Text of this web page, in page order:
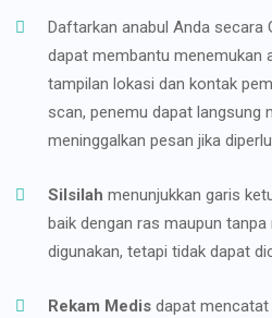
Daftarkan anabul Anda secara
dapat membantu menemukan
tampilan lokasi dan kontak
scan, penemu dapat langsung
meninggalkan pesan jika
Silsilah menunjukkan garis
baik dengan ras maupun tanpa
digunakan, tetapi tidak dapat
Rekam Medis dapat mencatat